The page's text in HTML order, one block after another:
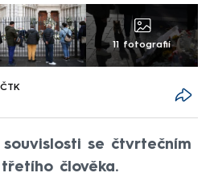
11 fotografií
ČTK
se čtvrtečním
člověka.